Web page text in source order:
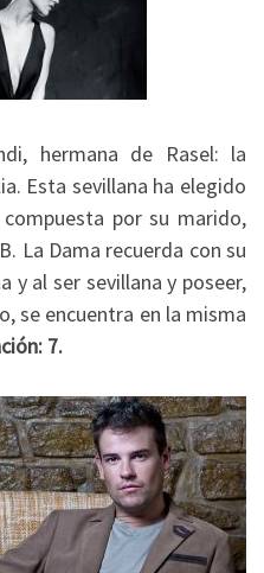
hermana de Rasel: la
Esta sevillana ha elegido
por su marido,
La Dama recuerda con su
y al ser sevillana y poseer,
se encuentra en la misma
7.